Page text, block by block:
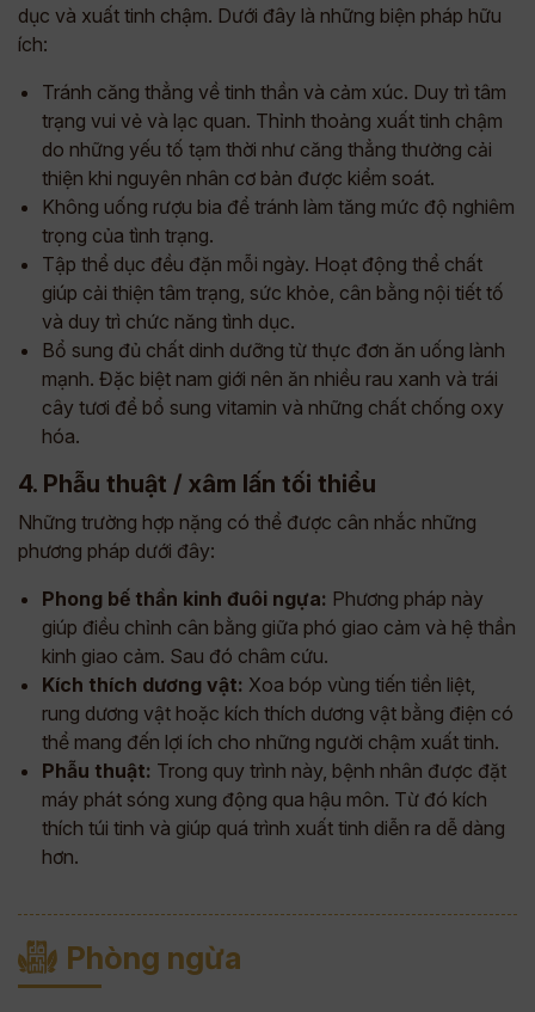
dục và xuất tinh chậm. Dưới đây là những biện pháp hữu
ích:
Tránh căng thẳng về tinh thần và cảm xúc. Duy trì tâm
trạng vui vẻ và lạc quan. Thỉnh thoảng xuất tinh chậm
do những yếu tố tạm thời như căng thẳng thường cải
thiện khi nguyên nhân cơ bản được kiểm soát.
Không uống rượu bia để tránh làm tăng mức độ nghiêm
trọng của tình trạng.
Tập thể dục đều đặn mỗi ngày. Hoạt động thể chất
giúp cải thiện tâm trạng, sức khỏe, cân bằng nội tiết tố
và duy trì chức năng tình dục.
Bổ sung đủ chất dinh dưỡng từ thực đơn ăn uống lành
mạnh. Đặc biệt nam giới nên ăn nhiều rau xanh và trái
cây tươi để bổ sung vitamin và những chất chống oxy
hóa.
4. Phẫu thuật / xâm lấn tối thiểu
Những trường hợp nặng có thể được cân nhắc những
phương pháp dưới đây:
Phong bế thần kinh đuôi ngựa: Phương pháp này
giúp điều chỉnh cân bằng giữa phó giao cảm và hệ thần
kinh giao cảm. Sau đó châm cứu.
Kích thích dương vật: Xoa bóp vùng tiến tiền liệt,
rung dương vật hoặc kích thích dương vật bằng điện có
thể mang đến lợi ích cho những người chậm xuất tinh.
Phẫu thuật: Trong quy trình này, bệnh nhân được đặt
máy phát sóng xung động qua hậu môn. Từ đó kích
thích túi tinh và giúp quá trình xuất tinh diễn ra dễ dàng
hơn.
Phòng ngừa